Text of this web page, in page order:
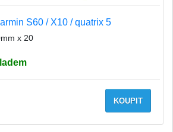
S60 / X10 / quatrix 5
x 20
KOUPIT